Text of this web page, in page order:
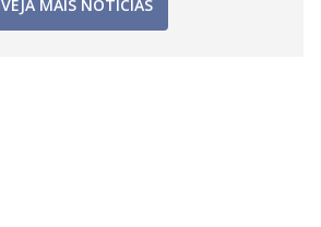
VEJA MAIS NOTÍCIAS